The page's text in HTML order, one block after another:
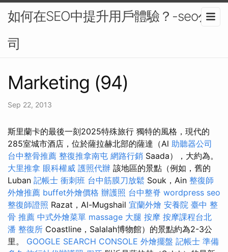
如何在SEO中提升用戶體驗？-seo公
司
Marketing (94)
Sep 22, 2013
斯里蘭卡的最後一刻2025特殊旅行 獨特的風格，現代的
285室城市酒店，位於薩拉赫北部的薩達（Al 助聽器公司
台中整骨推薦 整復推拿南屯 網路行銷 Saada），大約為。
大里推拿 眼科權威 護照代辦 該地區的景點（例如，舊的
Luban 記帳士 衝刺班 台中筋膜刀放鬆 Souk，Ain 整復師
外燴推薦 buffet外燴價格 辦護照 台中整脊 wordpress seo
整復師證照 Razat，Al-Mugshail 宜蘭外燴 安養院 臺中 整
骨 推薦 中式外燴菜單 massage 大腿 按摩 按摩課程台北
潘 整復所 Coastline，Salalah博物館）的景點約為2-3公
里。 GOOGLE SEARCH CONSOLE 外燴擺盤 記帳士 準備